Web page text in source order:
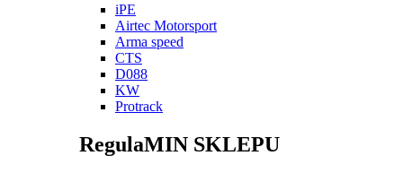
iPE
Airtec Motorsport
Arma speed
CTS
D088
KW
Protrack
RegulaMIN SKLEPU